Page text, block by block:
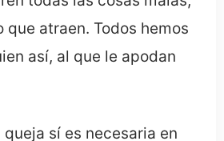
que atraen. Todos hemos
así, al que le apodan
sí es necesaria en